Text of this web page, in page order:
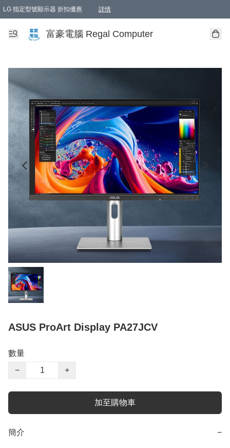
LG 指定型號顯示器 折扣優惠 詳情
富豪電腦 Regal Computer
ASUS ProArt Display PA27JCV
數量
−
+
加至購物車
簡介 −